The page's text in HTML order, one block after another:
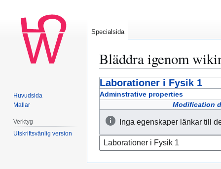
Bläddra igenom
Hoppa
till
Hoppa
till
Laborationer i Fysik 1
Adminstrative properties
Modification
Inga egenskaper länkar till
Specialsida
Huvudsida
Mallar
Verktyg
Utskriftsvänlig version